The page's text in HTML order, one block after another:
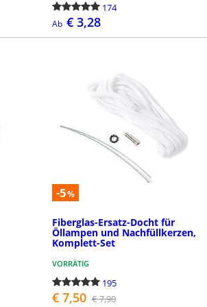
174
Ab € 3,28
-5%
Fiberglas-Ersatz-Docht für
Öllampen und Nachfüllkerzen,
Komplett-Set
VORRÄTIG
195
€ 7,50 € 7,90